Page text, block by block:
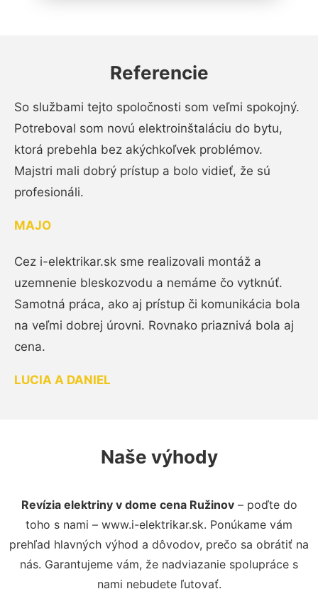
Referencie
So službami tejto spoločnosti som veľmi spokojný.
Potreboval som novú elektroinštaláciu do bytu,
ktorá prebehla bez akýchkoľvek problémov.
Majstri mali dobrý prístup a bolo vidieť, že sú
profesionáli.
MAJO
Cez i-elektrikar.sk sme realizovali montáž a
uzemnenie bleskozvodu a nemáme čo vytknúť.
Samotná práca, ako aj prístup či komunikácia bola
na veľmi dobrej úrovni. Rovnako priaznivá bola aj
cena.
LUCIA A DANIEL
Naše výhody
Revízia elektriny v dome cena Ružinov– poďte do
toho s nami – www.i-elektrikar.sk. Ponúkame vám
prehľad hlavných výhod a dôvodov, prečo sa obrátiť na
nás. Garantujeme vám, že nadviazanie spolupráce s
nami nebudete ľutovať.